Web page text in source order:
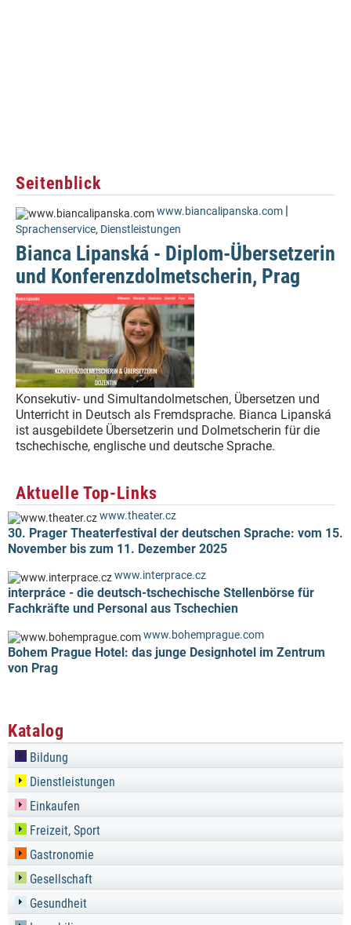
Seitenblick
www.biancalipanska.com |
Sprachenservice, Dienstleistungen
Bianca Lipanská - Diplom-Übersetzerin
und Konferenzdolmetscherin, Prag
Konsekutiv- und Simultandolmetschen, Übersetzen und
Unterricht in Deutsch als Fremdsprache. Bianca Lipanská
ist ausgebildete Übersetzerin und Dolmetscherin für die
tschechische, englische und deutsche Sprache.
Aktuelle Top-Links
www.theater.cz
30. Prager Theaterfestival der deutschen Sprache: vom 15.
November bis zum 11. Dezember 2025
www.interprace.cz
interpráce - die deutsch-tschechische Stellenbörse für
Fachkräfte und Personal aus Tschechien
www.bohemprague.com
Bohem Prague Hotel: das junge Designhotel im Zentrum
von Prag
Katalog
Bildung
Dienstleistungen
Einkaufen
Freizeit, Sport
Gastronomie
Gesellschaft
Gesundheit